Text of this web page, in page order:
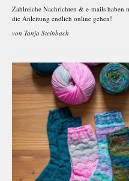
Zahlreiche Nachrichten & e-mails haben
die Anleitung endlich online gehen!
von Tanja Steinbach